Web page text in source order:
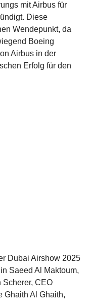
mit Airbus für
Diese
Wendepunkt, da
Boeing
Airbus in der
Erfolg für den
Dubai Airshow 2025
Saeed Al Maktoum,
Scherer, CEO
Ghaith Al Ghaith,